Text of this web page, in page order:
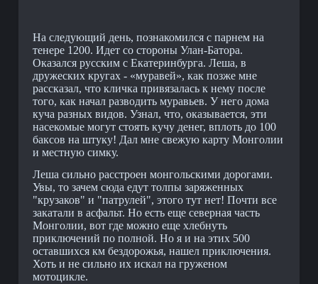
На следующий день, познакомился с парнем на
тенере 1200. Идет со стороны Улан-Батора.
Оказался русским с Екатеринбурга. Леша, в
дружеских кругах - «муравей», как позже мне
рассказал, что кличка привязалась к нему после
того, как начал разводить муравьев. У него дома
куча разных видов. Узнал, что, оказывается, эти
насекомые могут стоять кучу денег, вплоть до 100
баксов на штуку! Дал мне свежую карту Монголии
и местную симку.
Леша сильно расстроен монгольскими дорогами.
Увы, то зачем сюда едут толпы заряженных
"крузаков" и "патрулей", этого тут нет! Почти все
закатали в асфальт. Но есть еще северная часть
Монголии, вот где можно еще хлебнуть
приключений по полной. Но я и на этих 500
оставшихся км бездорожья, нашел приключения.
Хоть и не сильно их искал на груженом
мотоцикле.